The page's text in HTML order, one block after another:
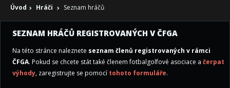
Úvod Hráči Seznam hráčů
SEZNAM HRÁČŮ REGISTROVANÝCH V ČFGA
Na této stránce naleznete seznam členů registrovaných v rámci
ČFGA. Pokud se chcete stát také členem fotbalgolfové asociace a čerpat
výhody, zaregistrujte se pomocí tohoto formuláře.